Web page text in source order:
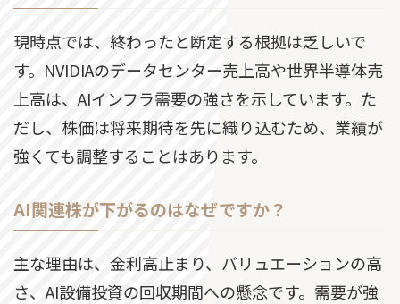
現時点では、終わったと断定する根拠は乏しいで
す。NVIDIAのデータセンター売上高や世界半導体売
上高は、AIインフラ需要の強さを示しています。た
だし、株価は将来期待を先に織り込むため、業績が
強くても調整することはあります。
AI関連株が下がるのはなぜですか？
主な理由は、金利高止まり、バリュエーションの高
さ、AI設備投資の回収期間への懸念です。需要が強